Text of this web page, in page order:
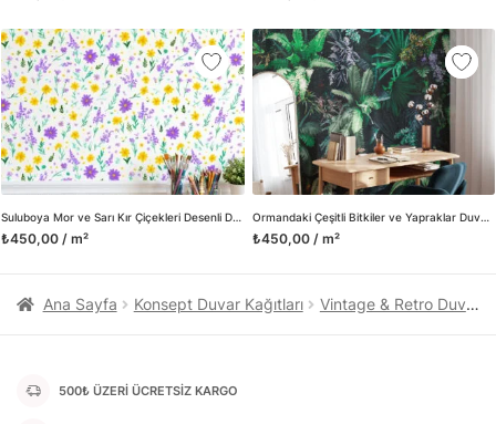
Suluboya Mor ve Sarı Kır Çiçekleri Desenli Duvar Kağıdı, Çocuk Odası İçin Neşeli Botanik Duvar Posteri
₺450,00 / m²
Ormandaki Çeşitli Bitkiler ve Yapraklar Duvar Kağıdı, Yeşil Botanik Duvar Posteri
₺450,00 / m²
üretimini ve satışını yapmaktadır. Duvar tasarımının önemini
biliyor ve evin en kritik dekorasyon alanı olduğunu kabul
ediyoruz. Bu nedenle ürün yelpazemizi sürekli genişletiyor ve
trendlere ayak uydurmanın yanı sıra yeni trendlerin oluşumunda
da öncü rol üstleniyoruz.
Herhangi bir soru ya da sorununuz olursa bizimle iletişime
geçebilirsiniz.
Ana Sayfa Konsept Duvar Kağıtları Vintage & Retro Duvar Kağıtları
500₺ ÜZERİ ÜCRETSİZ KARGO